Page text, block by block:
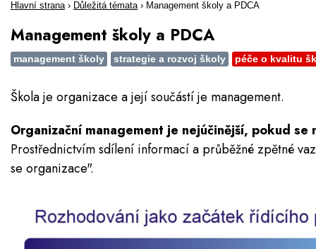
Hlavní strana › Důležitá témata › Management školy a PDCA
Management školy a PDCA
management školy strategie a rozvoj školy péče o kvalitu
Škola je organizace a její součástí je management.
Organizační management je nejúčinější, pokud
Prostřednictvím sdílení informací a průběžné zpětné
se organizace".